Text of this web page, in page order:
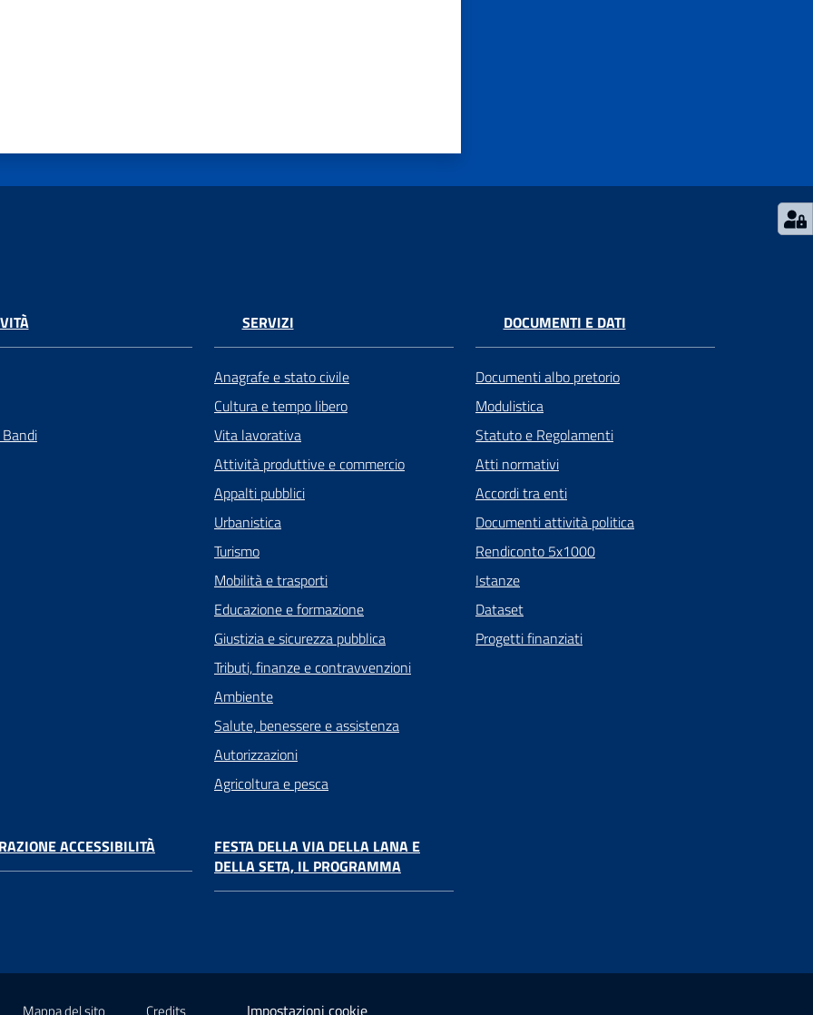
SERVIZI
Anagrafe e stato civile
Cultura e tempo libero
Vita lavorativa
Attività produttive e commercio
Appalti pubblici
Urbanistica
Turismo
Mobilità e trasporti
Educazione e formazione
Giustizia e sicurezza pubblica
Tributi, finanze e contravvenzioni
Ambiente
Salute, benessere e assistenza
Autorizzazioni
Agricoltura e pesca
DOCUMENTI E DATI
Documenti albo pretorio
Modulistica
Statuto e Regolamenti
Atti normativi
Accordi tra enti
Documenti attività politica
Rendiconto 5x1000
Istanze
Dataset
Progetti finanziati
ACCESSIBILITÀ
FESTA DELLA VIA DELLA LANA E
DELLA SETA, IL PROGRAMMA